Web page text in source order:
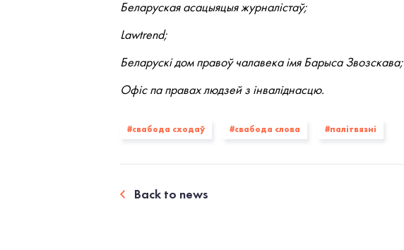
Беларуская асацыяцыя журналістаў;
Lawtrend;
Беларускі дом правоў чалавека імя Барыса Звозскава;
Офіс па правах людзей з інваліднасцю.
#свабода сходаў #свабода слова #палiтвязнi
Back to news